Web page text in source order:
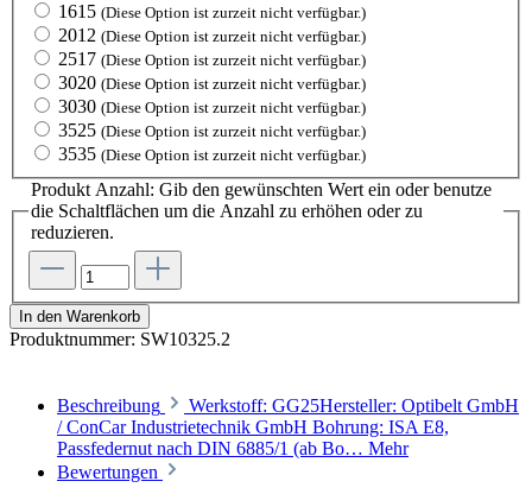
1615 (Diese Option ist zurzeit nicht verfügbar.)
2012 (Diese Option ist zurzeit nicht verfügbar.)
2517 (Diese Option ist zurzeit nicht verfügbar.)
3020 (Diese Option ist zurzeit nicht verfügbar.)
3030 (Diese Option ist zurzeit nicht verfügbar.)
3525 (Diese Option ist zurzeit nicht verfügbar.)
3535 (Diese Option ist zurzeit nicht verfügbar.)
Produkt Anzahl: Gib den gewünschten Wert ein oder benutze
die Schaltflächen um die Anzahl zu erhöhen oder zu
reduzieren.
In den Warenkorb
Produktnummer: SW10325.2
Beschreibung
Werkstoff: GG25Hersteller: Optibelt GmbH
/ ConCar Industrietechnik GmbH Bohrung: ISA E8,
Passfedernut nach DIN 6885/1 (ab Bo… Mehr
Bewertungen